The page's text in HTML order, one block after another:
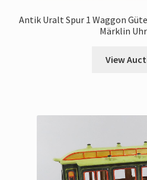
Antik Uralt Spur 1 Waggon
Märklin
View